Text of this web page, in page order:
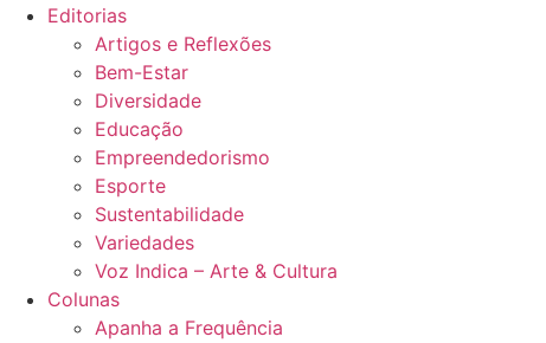
Editorias
Artigos e Reflexões
Bem-Estar
Diversidade
Educação
Empreendedorismo
Esporte
Sustentabilidade
Variedades
Voz Indica – Arte & Cultura
Colunas
Apanha a Frequência